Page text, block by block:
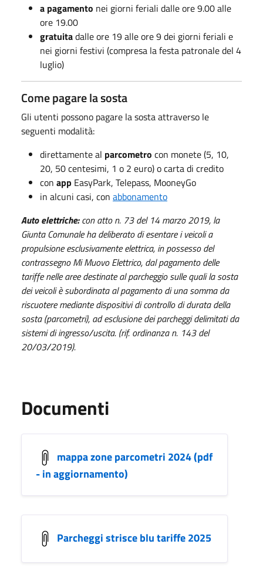
a pagamento nei giorni feriali dalle ore 9.00 alle
ore 19.00
gratuitadalle ore 19 alle ore 9 dei giorni feriali e
nei giorni festivi (compresa la festa patronale del 4
luglio)
Come pagare la sosta
Gli utenti possono pagare la sosta attraverso le
seguenti modalità:
direttamente al parcometro con monete (5, 10,
20, 50 centesimi, 1 o 2 euro) o carta di credito
con app EasyPark, Telepass, MooneyGo
in alcuni casi, con abbonamento
Auto elettriche:con atto n. 73 del 14 marzo 2019, la
Giunta Comunale ha deliberato di esentare i veicoli a
propulsione esclusivamente elettrica, in possesso del
contrassegno Mi Muovo Elettrico, dal pagamento delle
tariffe nelle aree destinate al parcheggio sulle quali la sosta
dei veicoli è subordinata al pagamento di una somma da
riscuotere mediante dispositivi di controllo di durata della
sosta (parcometri), ad esclusione dei parcheggi delimitati da
sistemi di ingresso/uscita. (rif. ordinanza n. 143 del
20/03/2019).
Documenti
mappa zone parcometri 2024 (pdf
- in aggiornamento)
Parcheggi strisce blu tariffe 2025